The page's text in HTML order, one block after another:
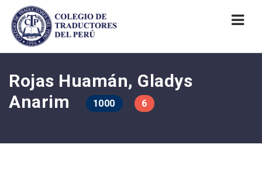
Rojas Huamán, Gladys
Anarim
1000 6